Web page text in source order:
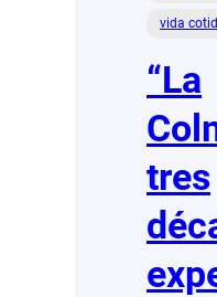
vida
“La
tres